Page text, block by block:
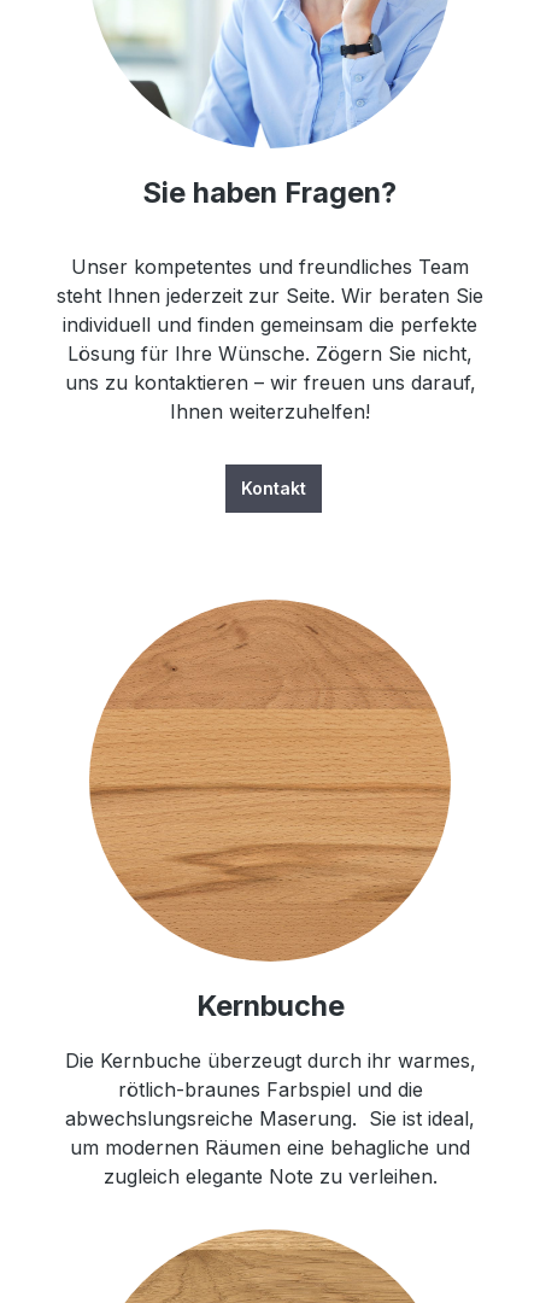
Sie haben Fragen?
Unser kompetentes und freundliches Team
steht Ihnen jederzeit zur Seite. Wir beraten Sie
individuell und finden gemeinsam die perfekte
Lösung für Ihre Wünsche. Zögern Sie nicht,
uns zu kontaktieren – wir freuen uns darauf,
Ihnen weiterzuhelfen!
Kontakt
Kernbuche
Die Kernbuche überzeugt durch ihr warmes,
rötlich-braunes Farbspiel und die
abwechslungsreiche Maserung. Sie ist ideal,
um modernen Räumen eine behagliche und
zugleich elegante Note zu verleihen.